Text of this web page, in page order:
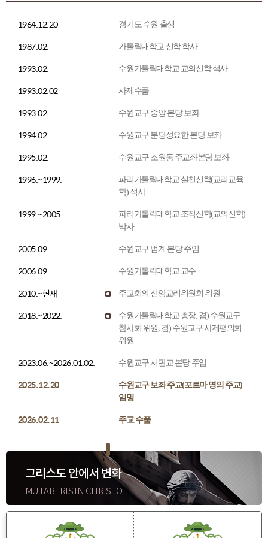
1964.12.20 경기도 수원 출생
1987.02. 가톨릭대학교 신학 학사
1993.02. 수원가톨릭대학교 교의신학 석사
1993.02.02 사제수품
1993.02. 수원교구 중앙 본당 보좌
1994.02. 수원교구 분당성요한 본당 보좌
1995.02. 수원교구 조원동 주교좌본당 보좌
1996.~1999.
파리가톨릭대학교 실천신학(교리교육
학) 석사
1999.~2005.
파리가톨릭대학교 조직신학(교의신학)
박사
2005.09. 수원교구 범계 본당 주임
2006.09. 수원가톨릭대학교 교수
2010.~현재 주교회의 신앙교리위원회 위원
2018.~2022. 수원가톨릭대학교 총장, 겸) 수원교구
참사회 위원, 겸) 수원교구 사제평의회
위원
2023.06.~2026.01.02. 수원교구 서판교 본당 주임
2025.12.20
수원교구 보좌 주교(포르마 명의 주교)
임명
2026.02.11 주교 수품
그리스도 안에서 변화
MUTABERIS IN CHRISTO